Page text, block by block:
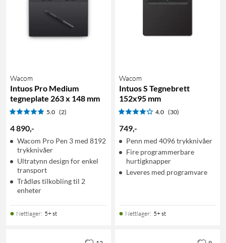
Wacom
Intuos Pro Medium
tegneplate 263 x 148 mm
5.0 (2)
4 890,-
Wacom Pro Pen 3 med 8192
trykknivåer
Ultratynn design for enkel
transport
Trådløs tilkobling til 2
enheter
Nettlager: 5+ st
Wacom
Intuos S Tegnebrett
152x95 mm
4.0 (30)
749,-
Penn med 4096 trykknivåer
Fire programmerbare
hurtigknapper
Leveres med programvare
Nettlager: 5+ st